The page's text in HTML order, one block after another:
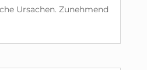
Ursachen. Zunehmend